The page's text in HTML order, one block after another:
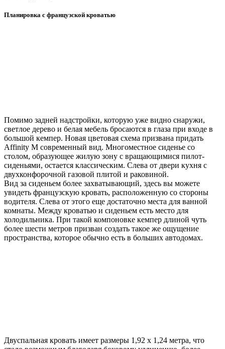
Планировка с французской кроватью
Помимо задней надстройки, которую уже видно снаружи,
светлое дерево и белая мебель бросаются в глаза при входе в
большой кемпер. Новая цветовая схема призвана придать
Affinity M современный вид. Многоместное сиденье со
столом, образующее жилую зону с вращающимися пилот-
сиденьями, остается классическим. Слева от двери кухня с
двухконфорочной газовой плитой и раковиной.
Вид за сиденьем более захватывающий, здесь вы можете
увидеть французскую кровать, расположенную со стороны
водителя. Слева от этого еще достаточно места для ванной
комнаты. Между кроватью и сиденьем есть место для
холодильника. При такой компоновке кемпер длиной чуть
более шести метров призван создать такое же ощущение
пространства, которое обычно есть в больших автодомах.
Двуспальная кровать имеет размеры 1,92 х 1,24 метра, что